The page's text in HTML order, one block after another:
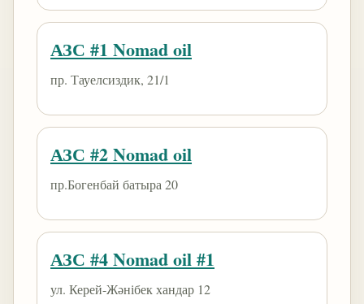
АЗС #1 Nomad oil
пр. Тауелсиздик, 21/1
АЗС #2 Nomad oil
пр.Богенбай батыра 20
АЗС #4 Nomad oil #1
ул. Керей-Жәнібек хандар 12